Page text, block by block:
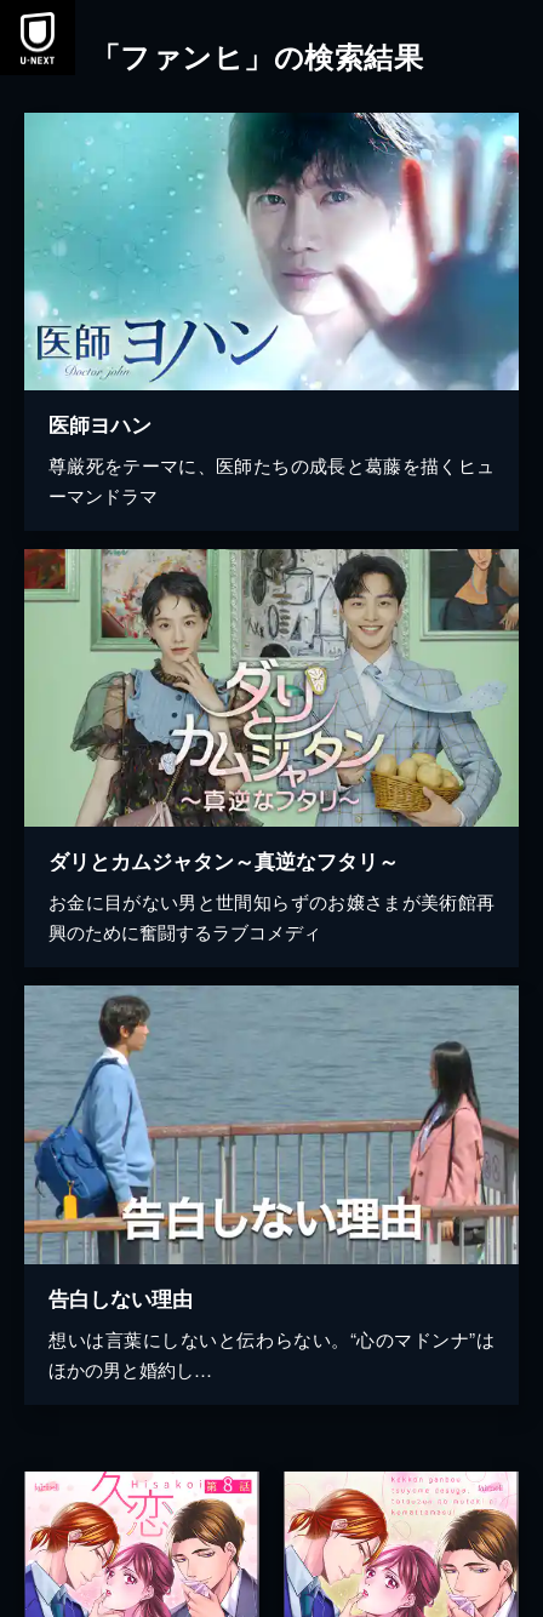
本文へスキップ
「ファンヒ」の検索結果
医師ヨハン
尊厳死をテーマに、医師たちの成長と葛藤を描くヒュ
ーマンドラマ
ダリとカムジャタン～真逆なフタリ～
お金に目がない男と世間知らずのお嬢さまが美術館再
興のために奮闘するラブコメディ
告白しない理由
想いは言葉にしないと伝わらない。“心のマドンナ”は
ほかの男と婚約し…